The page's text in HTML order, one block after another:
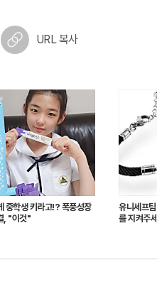
URL 복사
중학생 키라고!? 폭풍성장
, "이것"
유니세프
를 지켜주